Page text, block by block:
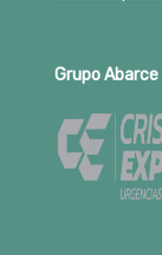
Grupo